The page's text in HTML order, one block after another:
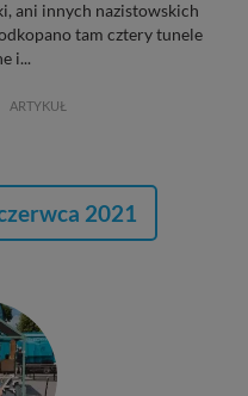
ani innych nazistowskich
tam cztery tunele
i...
ARTYKUŁ
2021